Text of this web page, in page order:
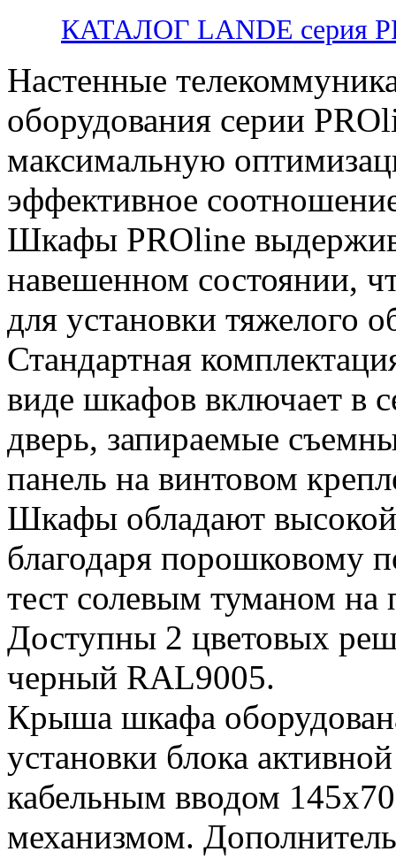
КАТАЛОГ LANDE серия
Настенные
оборудования серии
максимальную
эффективное
Шкафы PROline
навешенном состоянии,
для установки тяжелого
Стандартная
виде шкафов включает в
дверь, запираемые
панель на винтовом
Шкафы обладают
благодаря
тест солевым туманом на
Доступны 2 цветовых
черный RAL9005.
Крыша шкафа
установки блока
кабельным вводом
механизмом.